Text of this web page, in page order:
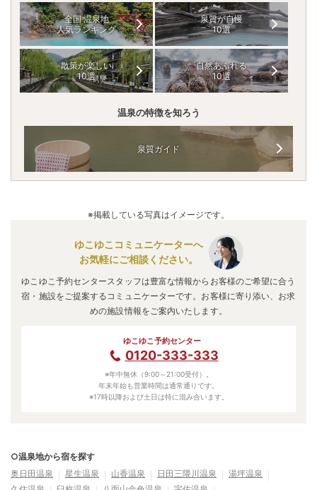
全国 温泉地
人気ランキング
泉質が自慢
10選
散策が楽しい
10選
自然あふれる
10選
温泉の特徴を知ろう
泉質ガイド
※掲載している写真はイメージです。
ゆこゆこコミュニケーターへ
お気軽にご相談ください。
ゆこゆこ予約センタースタッフは豊富な情報からお客様のご希望に合う
宿・施設をご提案するコミュニケーターです。お客様に寄り添い、お求
めの施設情報をご案内いたします。
ゆこゆこ予約センター
0120-333-333
※年中無休（9:00～21:00受付）。
年末年始も営業時間は通常通りです。
※17時以降および土日は特に混み合います。
○温泉地から宿を探す
奥日田温泉
星生温泉 山香温泉 日田三隈川温泉
湯坪温泉